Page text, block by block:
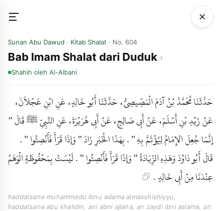
Sunan Abu Dawud · Kitab Shalat · No. 604
Bab Imam Shalat dari Duduk
Shahih oleh Al-Albani
حَدَّثَنَا مُحَمَّدُ بْنُ آدَمَ الْمَصِّيصِيُّ، حَدَّثَنَا أَبُو خَالِدٍ، عَنِ ابْنِ عَجْلاَنَ،
عَنْ زَيْدِ بْنِ أَسْلَمَ، عَنْ أَبِي صَالِحٍ، عَنْ أَبِي هُرَيْرَةَ، عَنِ النَّبِيِّ ﷺ قَالَ "
إِنَّمَا جُعِلَ الإِمَامُ لِيُؤْتَمَّ بِهِ " . بِهَذَا الْخَبَرِ زَادَ " وَإِذَا قَرَأَ فَأَنْصِتُوا " .
قَالَ أَبُو دَاوُدَ وَهَذِهِ الزِّيَادَةُ " وَإِذَا قَرَأَ فَأَنْصِتُوا " . لَيْسَتْ بِمَحْفُوظَةٍ الْوَهَمُ
عِنْدَنَا مِنْ أَبِي خَالِدٍ .
haddatsana muhammadu ibnu adama almasshishiyyu,
haddatsana abu khalidin, ani abni ajlana, an zaydi ibni aslama, an